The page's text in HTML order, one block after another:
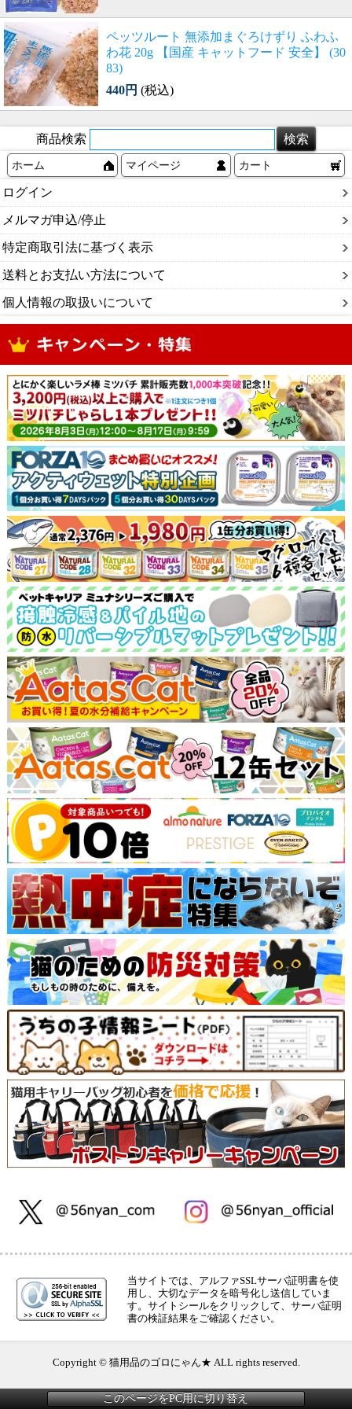
ペッツルート 無添加まぐろけずり ふわふ
わ花 20g 【国産 キャットフード 安全】 (30
83)
440円 (税込)
商品検索
ホーム マイページ カート
ログイン
メルマガ申込/停止
特定商取引法に基づく表示
送料とお支払い方法について
個人情報の取扱いについて
当サイトでは、アルファSSLサーバ証明書を使
用し、大切なデータを暗号化し送信していま
す。サイトシールをクリックして、サーバ証明
書の検証結果をご確認ください。
Copyright © 猫用品のゴロにゃん★ ALL rights reserved.
このページをPC用に切り替え